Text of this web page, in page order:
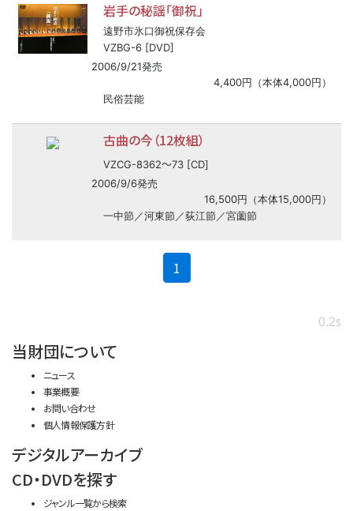
岩手の秘謡「御祝」
遠野市氷口御祝保存会
VZBG-6 [DVD]
2006/9/21発売
4,400円（本体4,000円）
民俗芸能
古曲の今（12枚組）
VZCG-8362〜73 [CD]
2006/9/6発売
16,500円（本体15,000円）
一中節／河東節／荻江節／宮薗節
1
0.2s
当財団について
ニュース
事業概要
お問い合わせ
個人情報保護方針
デジタルアーカイブ
CD・DVDを探す
ジャンル一覧から検索